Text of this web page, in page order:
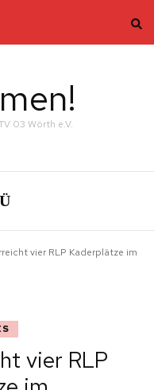
03 Wörth e.V.
vier RLP Kaderplätze im
vier RLP